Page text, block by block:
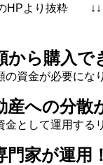
のHPより抜粋
ら購入で
資金が必要にな
への分散
として運用する
家が運用！